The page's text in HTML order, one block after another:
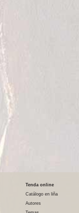
Tenda online
Catálogo en liña
Autores